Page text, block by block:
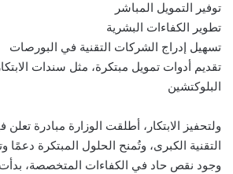
توفير التمويل المباشر
تطوير الكفاءات البشرية
تسهيل إدراج الشركات التقنية في البورصات
تقديم أدوات تمويل مبتكرة، مثل سندات
البلوكتشين
ولتحفيز الابتكار، أطلقت الوزارة مبادرة تعلن
التقنية الكبرى، وتُمنح الحلول المبتكرة دعمًا
وجود نقص حاد في الكفاءات المتخصصة،